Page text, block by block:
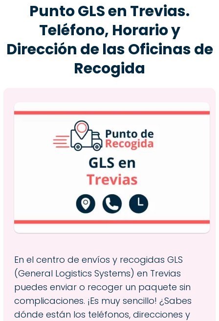
Punto GLS en Trevias.
Teléfono, Horario y
Dirección de las Oficinas de
Recogida
En el centro de envíos y recogidas GLS
(General Logistics Systems) en Trevias
puedes enviar o recoger un paquete sin
complicaciones. ¡Es muy sencillo! ¿Sabes
dónde están los teléfonos, direcciones y